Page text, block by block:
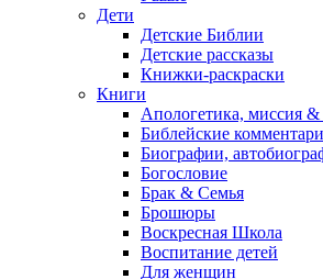
Дети
Детские Библии
Детские рассказы
Книжки-раскраски
Книги
Апологетика, миссия &
Библейские
Биографии,
Богословие
Брак & Семья
Брошюры
Воскресная Школа
Воспитание детей
Для женщин